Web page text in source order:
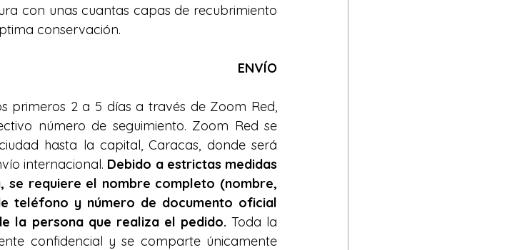
con unas cuantas capas de recubrimiento
conservación.
ENVÍO
primeros 2 a 5 días a través de Zoom Red,
número de seguimiento. Zoom Red se
hasta la capital, Caracas, donde será
internacional. Debido a estrictas medidas
se requiere el nombre completo (nombre,
teléfono y número de documento oficial
la persona que realiza el pedido. Toda la
confidencial y se comparte únicamente